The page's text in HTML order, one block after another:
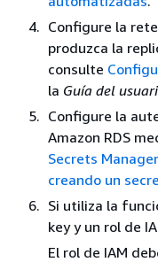
Configure la
produzca la
consulte
la Guía del
Configure la
Amazon RDS
Secrets Manager
creando un
Si utiliza la
key y un rol de
El rol de IAM